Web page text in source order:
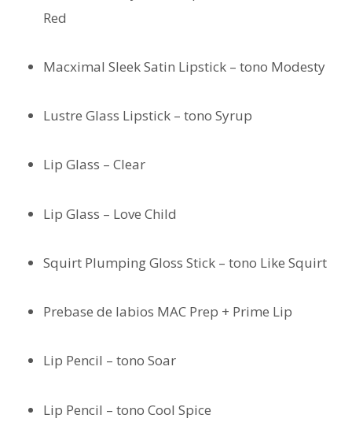
Red
Macximal Sleek Satin Lipstick – tono Modesty
Lustre Glass Lipstick – tono Syrup
Lip Glass – Clear
Lip Glass – Love Child
Squirt Plumping Gloss Stick – tono Like Squirt
Prebase de labios MAC Prep + Prime Lip
Lip Pencil – tono Soar
Lip Pencil – tono Cool Spice